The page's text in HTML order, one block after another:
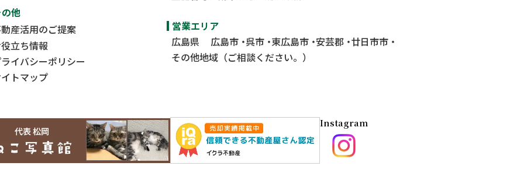
他
産活用のご提案
立ち情報
イバシーポリシー
トマップ
営業エリア
広島県
広島市 呉市 東広島市 安芸郡 廿日市市
その他地域（ご相談ください。）
Instagram